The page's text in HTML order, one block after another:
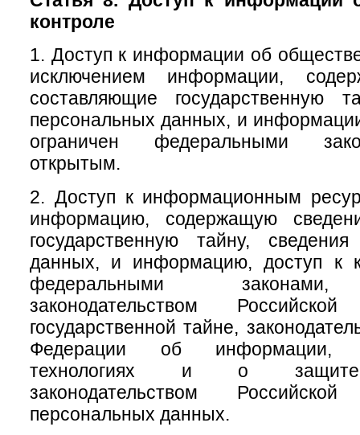
контроле
1. Доступ к информации об
исключением информации,
составляющие государственную
персональных данных, и
ограничен федеральными
открытым.
2. Доступ к информационным
информацию, содержащую
государственную тайну,
данных, и информацию, доступ к
федеральными законами,
законодательством
государственной тайне,
Федерации об информации,
технологиях и о защите
законодательством
персональных данных.